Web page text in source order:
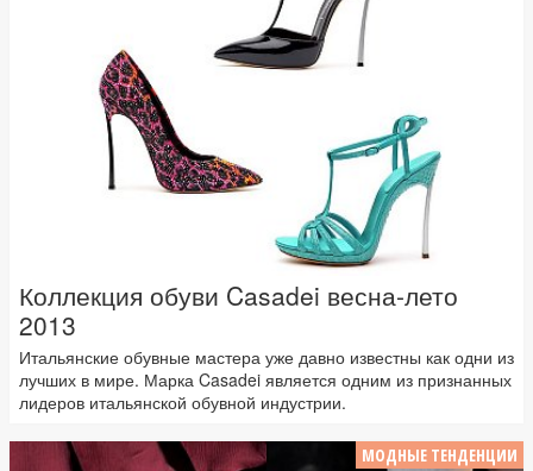
Коллекция обуви Casadei весна-лето
2013
Итальянские обувные мастера уже давно известны как одни из
лучших в мире. Марка Casadei является одним из признанных
лидеров итальянской обувной индустрии.
МОДНЫЕ ТЕНДЕНЦИИ